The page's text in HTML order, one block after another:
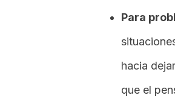
Para
hacia
que el